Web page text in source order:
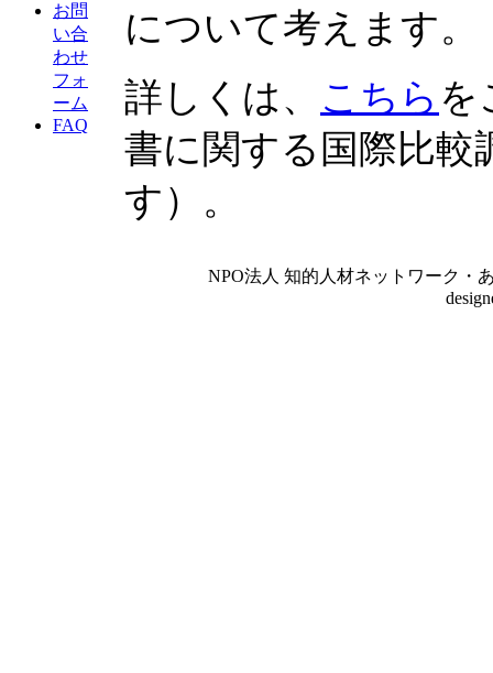
お問
い合
わせ
フォ
ーム
FAQ
について考えます。
詳しくは、
こちら を
書に関する国際比較
す）。
NPO法人 知的人材ネットワーク・